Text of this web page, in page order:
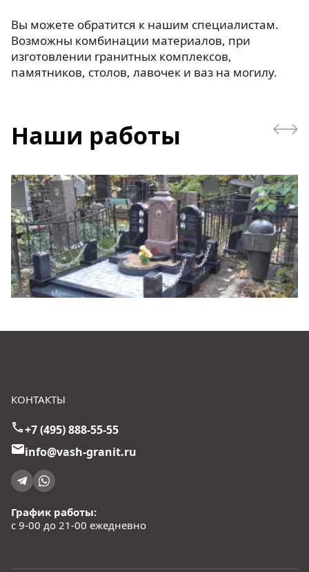
Вы можете обратится к нашим специалистам.
Возможны комбинации материалов, при
изготовлении гранитных комплексов,
памятников, столов, лавочек и ваз на могилу.
Наши работы
КОНТАКТЫ
+7 (495) 888-55-55
info@vash-granit.ru
График работы:
с 9-00 до 21-00 ежедневно